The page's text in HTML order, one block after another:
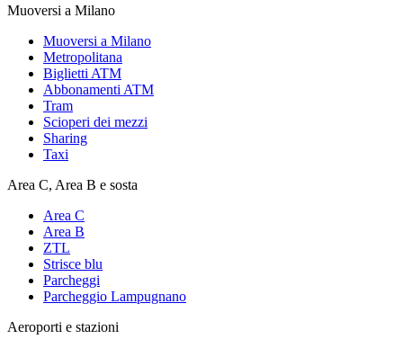
Muoversi a Milano
Muoversi a Milano
Metropolitana
Biglietti ATM
Abbonamenti ATM
Tram
Scioperi dei mezzi
Sharing
Taxi
Area C, Area B e sosta
Area C
Area B
ZTL
Strisce blu
Parcheggi
Parcheggio Lampugnano
Aeroporti e stazioni